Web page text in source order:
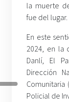
la muerte
fue del lugar.
En este
2024, en la
Danlí, El
Dirección
Comunitaria
Policial de